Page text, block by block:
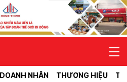
DOANH NHÂN THƯƠNG HIỆU